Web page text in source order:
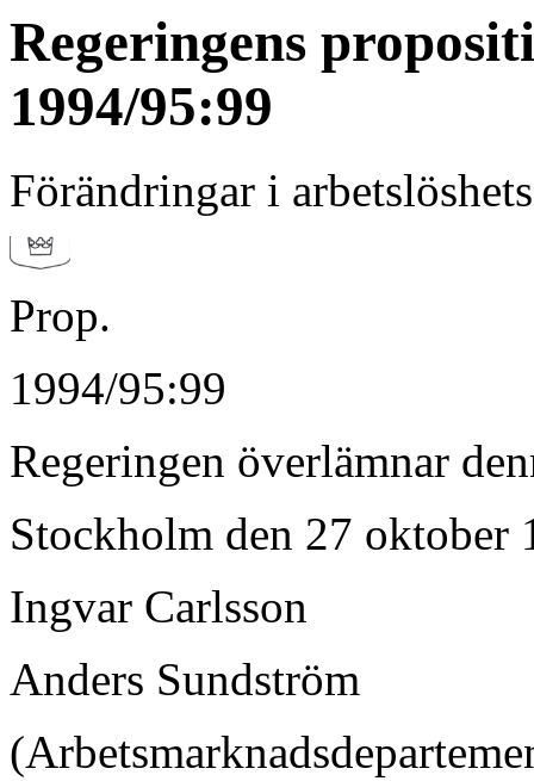
Regeringens
1994/95:99
Förändringar i
Prop.
1994/95:99
Regeringen överlämnar
Stockholm den 27 oktober
Ingvar Carlsson
Anders Sundström